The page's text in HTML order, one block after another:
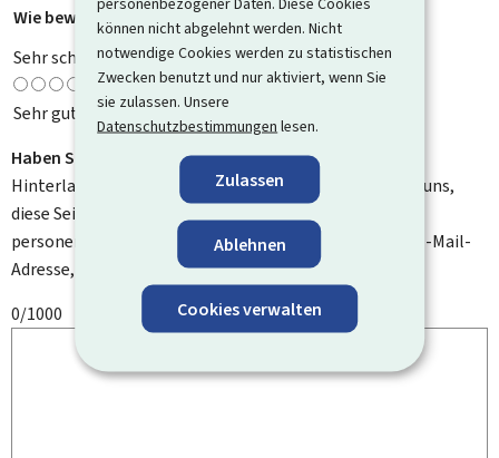
können nicht abgelehnt werden. Nicht
notwendige Cookies werden zu statistischen
Zwecken benutzt und nur aktiviert, wenn Sie
sie zulassen. Unsere
Datenschutzbestimmungen lesen.
Zulassen
Ablehnen
Cookies verwalten
Wie bewerten Sie diese Seite?
Sehr schlecht
Sehr gut
Haben Sie Verbesserungsvorschläge?
Hinterlassen Sie uns einen Kommentar und helfen Sie uns,
diese Seite zu verbessern. Bitte geben Sie keine
personenbezogenen Daten an, wie zum Beispiel Ihre E-Mail-
Adresse, Ihren Namen oder Ihre Telefonnummer.
0/1000